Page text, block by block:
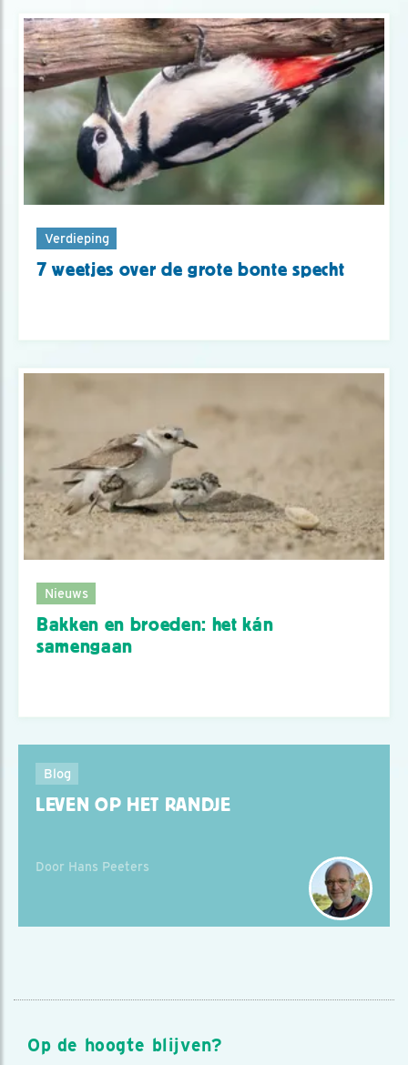
Verdieping
7 weetjes over de grote bonte specht
Nieuws
Bakken en broeden: het kán
samengaan
Blog
LEVEN OP HET RANDJE
Door Hans Peeters
Op de hoogte blijven?